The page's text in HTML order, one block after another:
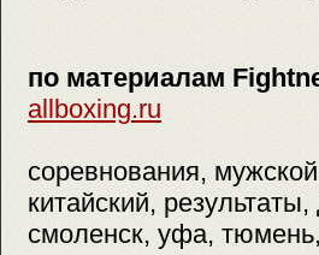
по материалам
allboxing.ru
соревнования,
китайский,
смоленск, уфа,